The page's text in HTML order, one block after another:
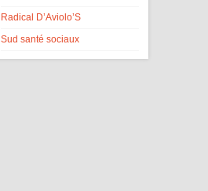
Radical D’Aviolo’S
Sud santé sociaux